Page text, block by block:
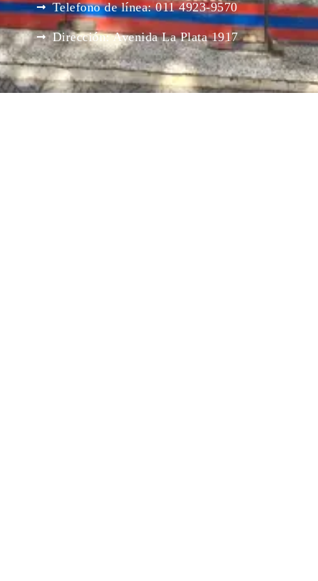
Telefono de línea: 011 4923-9570
Dirección: Avenida La Plata 1917